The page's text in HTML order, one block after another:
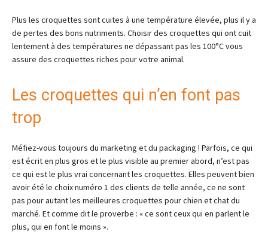
Plus les croquettes sont cuites à une température élevée, plus il y a
de pertes des bons nutriments. Choisir des croquettes qui ont cuit
lentement à des températures ne dépassant pas les 100°C vous
assure des croquettes riches pour votre animal.
Les croquettes qui n’en font pas
trop
Méfiez-vous toujours du marketing et du packaging ! Parfois, ce qui
est écrit en plus gros et le plus visible au premier abord, n’est pas
ce qui est le plus vrai concernant les croquettes. Elles peuvent bien
avoir été le choix numéro 1 des clients de telle année, ce ne sont
pas pour autant les meilleures croquettes pour chien et chat du
marché. Et comme dit le proverbe : « ce sont ceux qui en parlent le
plus, qui en font le moins ».